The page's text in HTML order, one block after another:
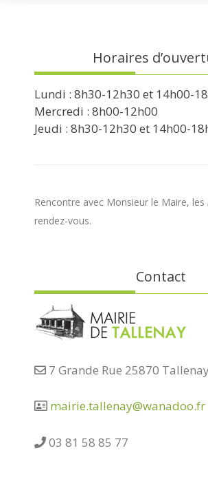
Horaires
Lundi : 8h30-12h30 et 14h00-
Mercredi : 8h00-12h00
Jeudi : 8h30-12h30 et 14h00-
Rencontre avec Monsieur le Maire,
rendez-vous.
Contact
7 Grande Rue 25870 Tallenay
mairie.tallenay@wanadoo.fr
03 81 58 85 77